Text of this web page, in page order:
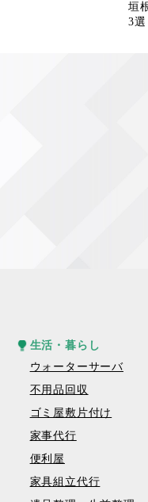
垣
3選
生活・暮らし
ウォーターサーバ
不用品回収
ゴミ屋敷片付け
家事代行
便利屋
家具組立代行